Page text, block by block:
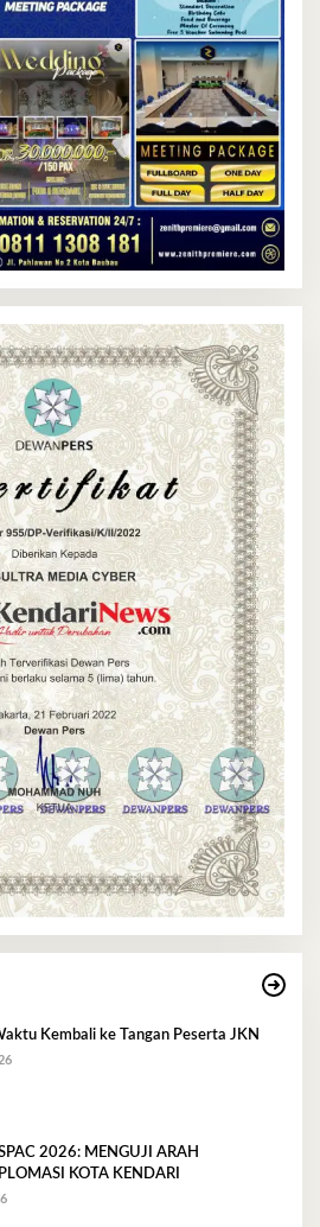
Kembali ke Tangan Peserta JKN
2026: MENGUJI ARAH
KOTA KENDARI